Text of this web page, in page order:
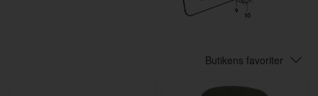
Butikens favoriter